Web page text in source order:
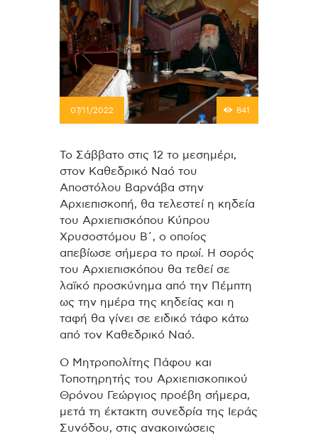
07/11/2022 841
Το Σάββατο στις 12 το μεσημέρι,
στον Καθεδρικό Ναό του
Αποστόλου Βαρνάβα στην
Αρχιεπισκοπή, θα τελεστεί η κηδεία
του Αρχιεπισκόπου Κύπρου
Χρυσοστόμου Β΄, ο οποίος
απεβίωσε σήμερα το πρωί. Η σορός
του Αρχιεπισκόπου θα τεθεί σε
λαϊκό προσκύνημα από την Πέμπτη
ως την ημέρα της κηδείας και η
ταφή θα γίνει σε ειδικό τάφο κάτω
από τον Καθεδρικό Ναό.
Ο Μητροπολίτης Πάφου και
Τοποτηρητής του Αρχιεπισκοπικού
Θρόνου Γεώργιος προέβη σήμερα,
μετά τη έκτακτη συνεδρία της Ιεράς
Συνόδου, στις ανακοινώσεις